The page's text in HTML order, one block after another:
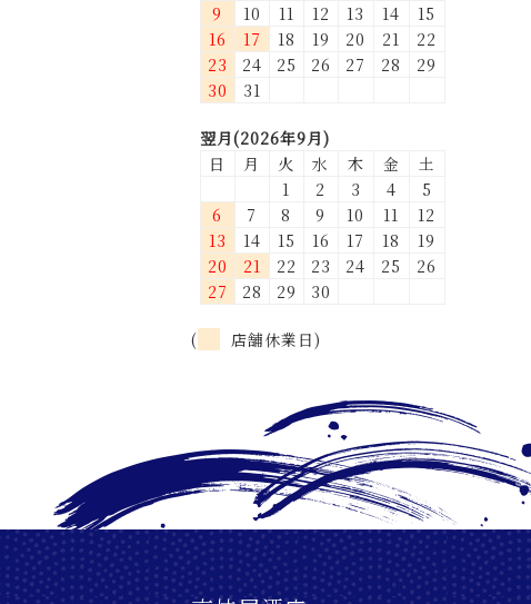
9
10 11 12 13 14
15
16
17 18 19 20 21
22
23
24 25 26 27 28
29
30
31
翌月(2026年9月)
日
月 火 水 木 金
土
1
2 3 4
5
6
7 8 9 10 11
12
13
14 15 16 17 18
19
20
21 22 23 24 25
26
27
28 29 30
( 店舗休業日)